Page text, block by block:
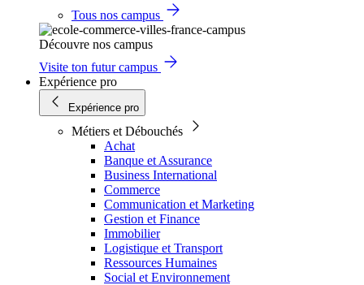
Tous nos campus
Découvre nos campus
Visite ton futur campus
Expérience pro
Expérience pro
Métiers et Débouchés
Achat
Banque et Assurance
Business International
Commerce
Communication et Marketing
Gestion et Finance
Immobilier
Logistique et Transport
Ressources Humaines
Social et Environnement